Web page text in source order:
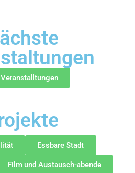
Essbare Stadt
Film und Austausch-abende